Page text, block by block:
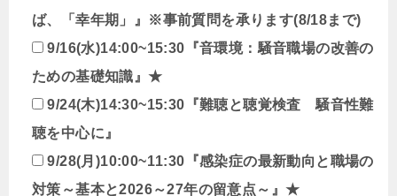
ば、「幸年期」』※事前質問を承ります(8/18まで)
9/16(水)14:00~15:30『音環境：騒音職場の改善の
ための基礎知識』★
9/24(木)14:30~15:30『難聴と聴覚検査 騒音性難
聴を中心に』
9/28(月)10:00~11:30『感染症の最新動向と職場の
対策～基本と2026～27年の留意点～』★